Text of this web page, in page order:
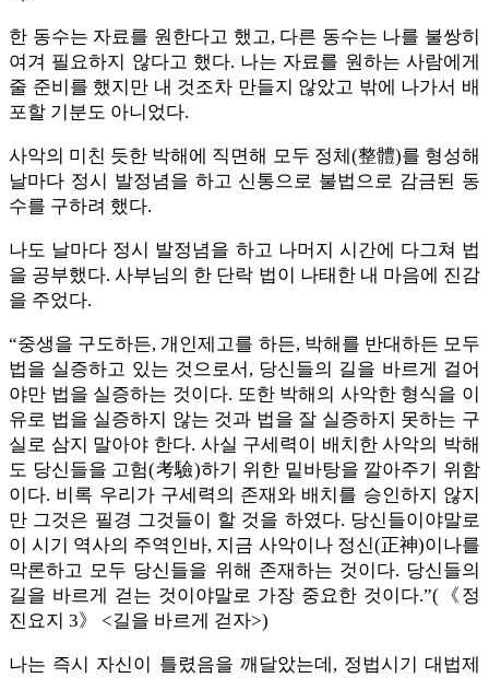
한 동수는 자료를 원한다고 했고, 다른 동수는 나를 불쌍히
여겨 필요하지 않다고 했다. 나는 자료를 원하는 사람에게
줄 준비를 했지만 내 것조차 만들지 않았고 밖에 나가서 배
포할 기분도 아니었다.
사악의 미친 듯한 박해에 직면해 모두 정체(整體)를 형성해
날마다 정시 발정념을 하고 신통으로 불법으로 감금된 동
수를 구하려 했다.
나도 날마다 정시 발정념을 하고 나머지 시간에 다그쳐 법
을 공부했다. 사부님의 한 단락 법이 나태한 내 마음에 진감
을 주었다.
“중생을 구도하든, 개인제고를 하든, 박해를 반대하든 모두
법을 실증하고 있는 것으로서, 당신들의 길을 바르게 걸어
야만 법을 실증하는 것이다. 또한 박해의 사악한 형식을 이
유로 법을 실증하지 않는 것과 법을 잘 실증하지 못하는 구
실로 삼지 말아야 한다. 사실 구세력이 배치한 사악의 박해
도 당신들을 고험(考驗)하기 위한 밑바탕을 깔아주기 위함
이다. 비록 우리가 구세력의 존재와 배치를 승인하지 않지
만 그것은 필경 그것들이 할 것을 하였다. 당신들이야말로
이 시기 역사의 주역인바, 지금 사악이나 정신(正神)이나를
막론하고 모두 당신들을 위해 존재하는 것이다. 당신들의
길을 바르게 걷는 것이야말로 가장 중요한 것이다.”(《정
진요지 3》 <길을 바르게 걷자>)
나는 즉시 자신이 틀렸음을 깨달았는데, 정법시기 대법제